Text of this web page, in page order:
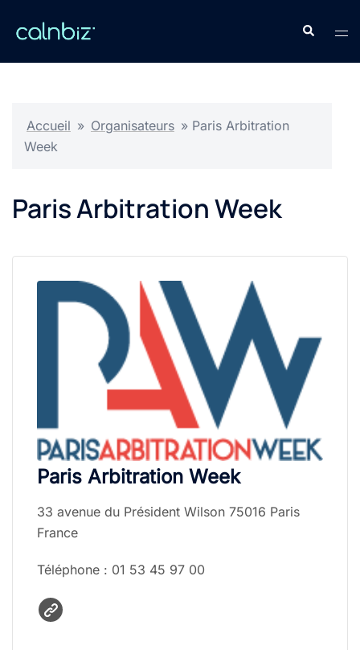
Accueil » Organisateurs » Paris Arbitration
Week
Paris Arbitration Week
Paris Arbitration Week
33 avenue du Président Wilson 75016 Paris
France
Téléphone : 01 53 45 97 00